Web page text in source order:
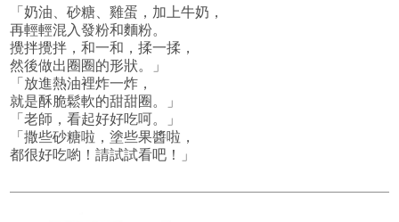
「奶油、砂糖、雞蛋，加上牛奶，
再輕輕混入發粉和麵粉。
攪拌攪拌，和一和，揉一揉，
然後做出圈圈的形狀。」
「放進熱油裡炸一炸，
就是酥脆鬆軟的甜甜圈。」
「老師，看起好好吃呵。」
「撒些砂糖啦，塗些果醬啦，
都很好吃喲！請試試看吧！」